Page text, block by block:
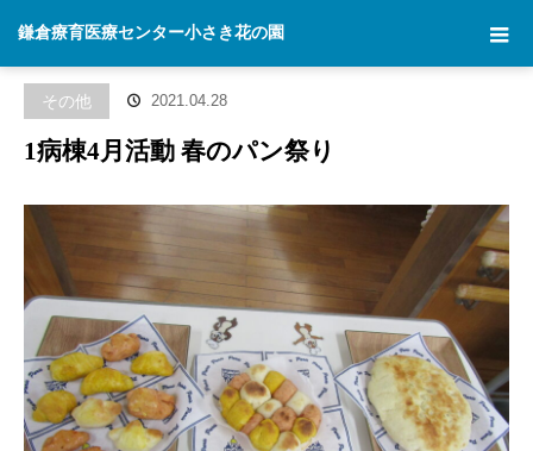
鎌倉療育医療センター小さき花の園
ブログ
その他 1病棟4月活動 春のパン祭り
その他 2021.04.28
1病棟4月活動 春のパン祭り